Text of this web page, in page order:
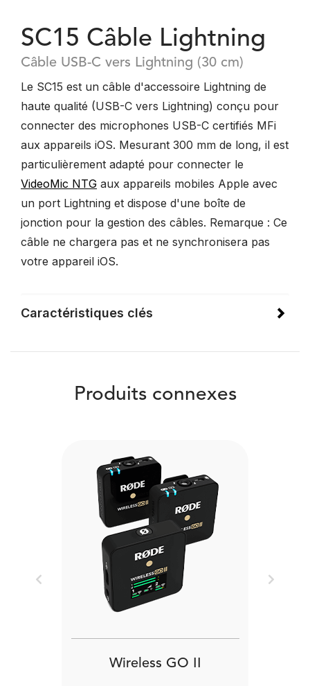
SC15 Câble Lightning
Câble USB-C vers Lightning (30 cm)
Le SC15 est un câble d'accessoire Lightning de
haute qualité (USB-C vers Lightning) conçu pour
connecter des microphones USB-C certifiés MFi
aux appareils iOS. Mesurant 300 mm de long, il est
particulièrement adapté pour connecter le
VideoMic NTG aux appareils mobiles Apple avec
un port Lightning et dispose d'une boîte de
jonction pour la gestion des câbles. Remarque : Ce
câble ne chargera pas et ne synchronisera pas
votre appareil iOS.
Caractéristiques clés
Produits connexes
Wireless GO II
Previous Next